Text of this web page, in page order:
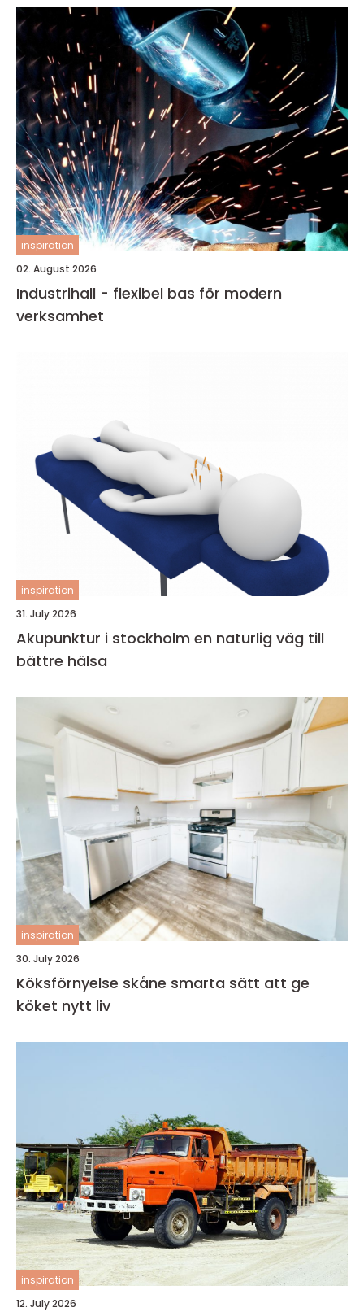
inspiration
02. August 2026
Industrihall - flexibel bas för modern
verksamhet
inspiration
31. July 2026
Akupunktur i stockholm en naturlig väg till
bättre hälsa
inspiration
30. July 2026
Köksförnyelse skåne smarta sätt att ge
köket nytt liv
inspiration
12. July 2026